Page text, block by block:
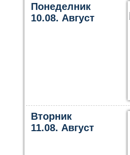
Понеделник
10.08. Август
Вторник
11.08. Август